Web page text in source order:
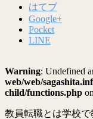
はてブ
Google+
Pocket
LINE
Warning: Undefined
web/web/
child/functions.php
教員転職とは学校で